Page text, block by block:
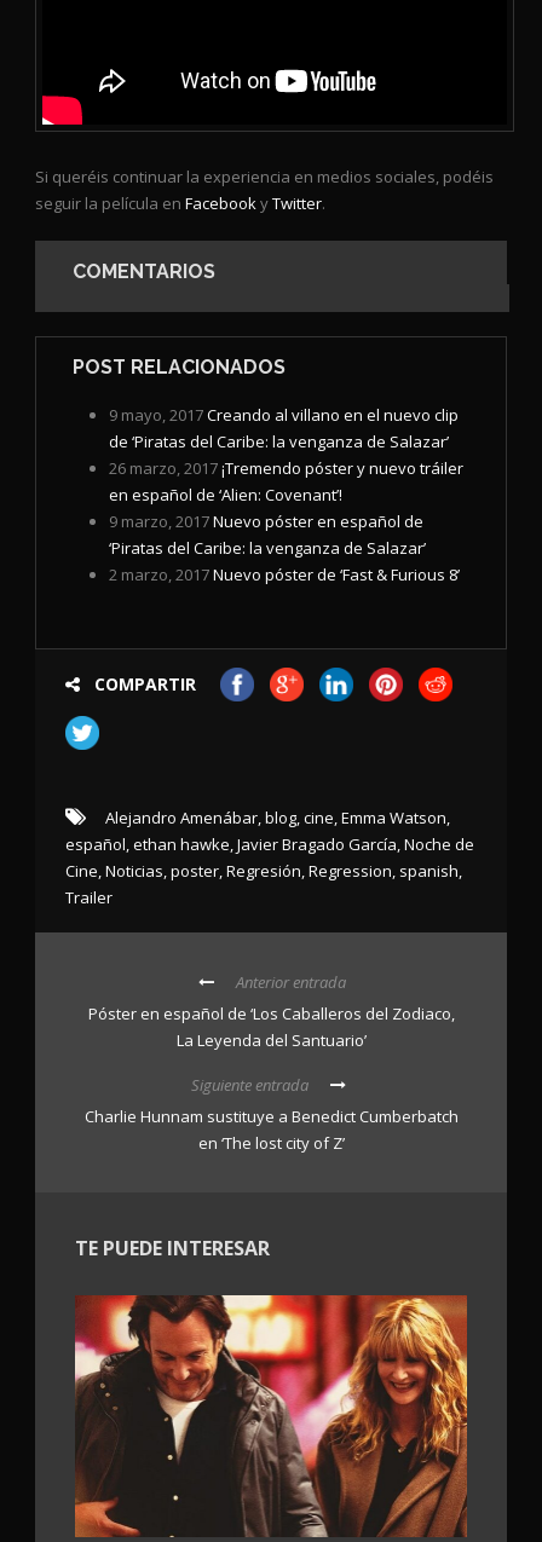
Si queréis continuar la experiencia en medios sociales, podéis
seguir la película en FacebookyTwitter.
COMENTARIOS
POST RELACIONADOS
9 mayo, 2017Creando al villano en el nuevo clip
de ‘Piratas del Caribe: la venganza de Salazar’
26 marzo, 2017¡Tremendo póster y nuevo tráiler
en español de ‘Alien: Covenant’!
9 marzo, 2017Nuevo póster en español de
‘Piratas del Caribe: la venganza de Salazar’
2 marzo, 2017Nuevo póster de ‘Fast & Furious 8’
COMPARTIR
Alejandro Amenábar,blog,cine,Emma Watson,
español,ethan hawke,Javier Bragado García,Noche de
Cine,Noticias,poster,Regresión,Regression, spanish,
Trailer
Anterior entrada
Póster en español de ‘Los Caballeros del Zodiaco,
La Leyenda del Santuario’
Siguiente entrada
Charlie Hunnam sustituye a Benedict Cumberbatch
en ‘The lost city of Z’
TE PUEDE INTERESAR